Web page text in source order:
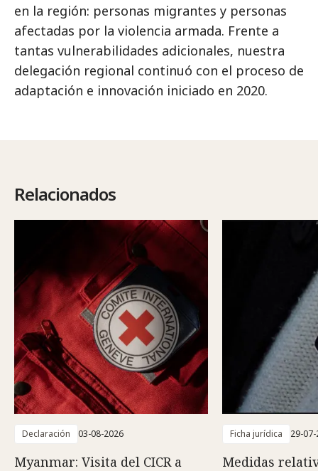
en la región: personas migrantes y personas
afectadas por la violencia armada. Frente a
tantas vulnerabilidades adicionales, nuestra
delegación regional continuó con el proceso de
adaptación e innovación iniciado en 2020.
Relacionados
Declaración 03-08-2026
Myanmar: Visita del CICR a
Ficha jurídica 29-
Medidas